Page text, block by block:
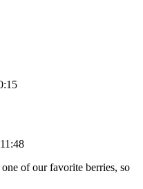
of our favorite berries, so